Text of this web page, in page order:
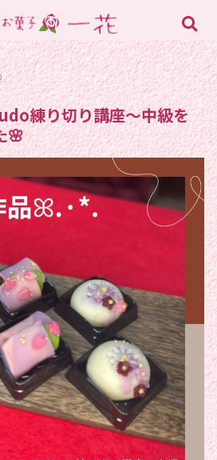
練り切り講座〜中級を
🌸